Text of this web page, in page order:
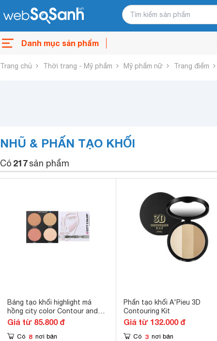
Danh mục sản phẩm
Trang chủ Thời trang - Mỹ phẩm Mỹ phẩm nữ Trang điểm
NHŨ & PHẤN TẠO KHỐI
Có 217sản phẩm
Bảng tạo khối highlight má
hồng city color Contour and
Define
Giá từ 85.800 đ
Có 8 nơi bán
Phấn tạo khối A'Pieu 3D
Contouring Kit
Giá từ 132.000 đ
Có 3 nơi bán